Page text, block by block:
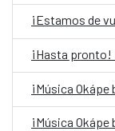
¡Estamos de
¡Hasta pronto!
¡Música
¡Música